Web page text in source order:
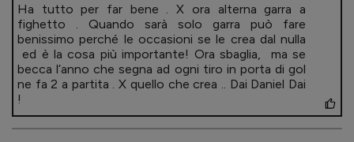
Ha tutto per far bene . X ora alterna garra a
fighetto . Quando sarà solo garra può fare
benissimo perché le occasioni se le crea dal nulla
ed è la cosa più importante! Ora sbaglia, ma se
becca l’anno che segna ad ogni tiro in porta di gol
ne fa 2 a partita . X quello che crea .. Dai Daniel Dai
!